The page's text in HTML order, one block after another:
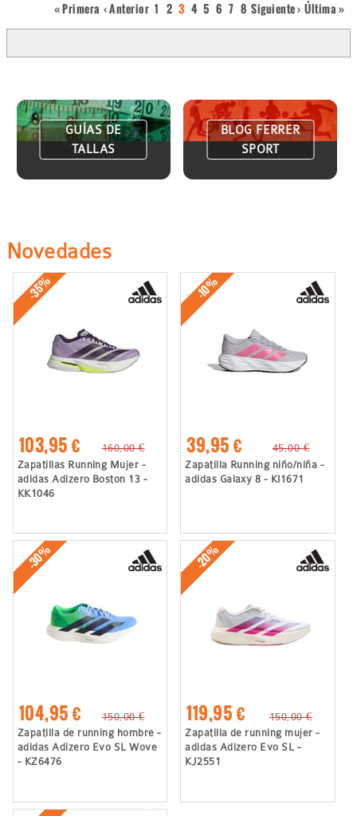
Paginación
First
page
« Primera Página
anterior
‹ Anterior Page
1 Page
2 Página
actual
3 Page
4 Page
5 Page
6 Page
7 Page
8 Página
siguiente
Siguiente › Last
page
Última »
GUÍAS DE
TALLAS
BLOG FERRER
SPORT
Novedades
-35%
103,95 €
160,00 €
Zapatillas Running Mujer -
adidas Adizero Boston 13 -
KK1046
-10%
39,95 €
45,00 €
Zapatilla Running niño/niña -
adidas Galaxy 8 - KI1671
-30%
104,95 €
150,00 €
Zapatilla de running hombre -
adidas Adizero Evo SL Wove
- KZ6476
-20%
119,95 €
150,00 €
Zapatilla de running mujer -
adidas Adizero Evo SL -
KJ2551